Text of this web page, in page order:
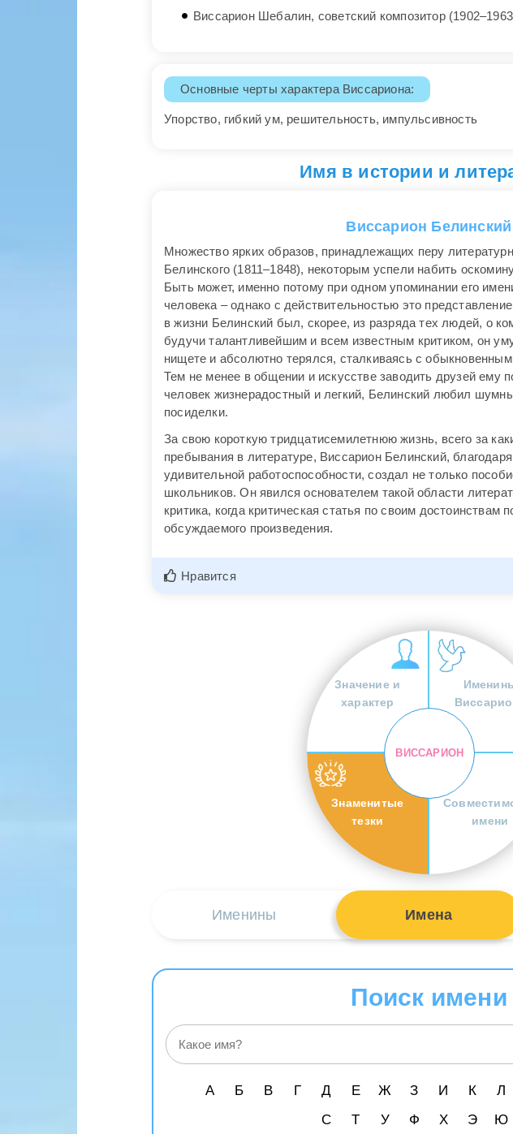
Виссарион Шебалин, советский композитор
Основные черты характера Виссариона:
Упорство, гибкий ум, решительность, импульсивность
Имя в истории и
Виссарион Белинский
Множество ярких образов, принадлежащих перу
Белинского (1811–1848), некоторым успели набить
Быть может, именно потому при одном упоминании его
человека – однако с действительностью это
в жизни Белинский был, скорее, из разряда тех людей, о
будучи талантливейшим и всем известным критиком, он
нищете и абсолютно терялся, сталкиваясь с
Тем не менее в общении и искусстве заводить друзей ему
человек жизнерадостный и легкий, Белинский любил
посиделки.
За свою короткую тридцатисемилетнюю жизнь, всего за
пребывания в литературе, Виссарион Белинский,
удивительной работоспособности, создал не только
школьников. Он явился основателем такой области
критика, когда критическая статья по своим достоинствам
обсуждаемого произведения.
Нравится
Значение и
характер
Знаменитые
тезки
имени
ВИССАРИОН
Именины Имена
Поиск имени
А Б В Г Д Е Ж З И К Л
С
Т У Ф Х Э Ю